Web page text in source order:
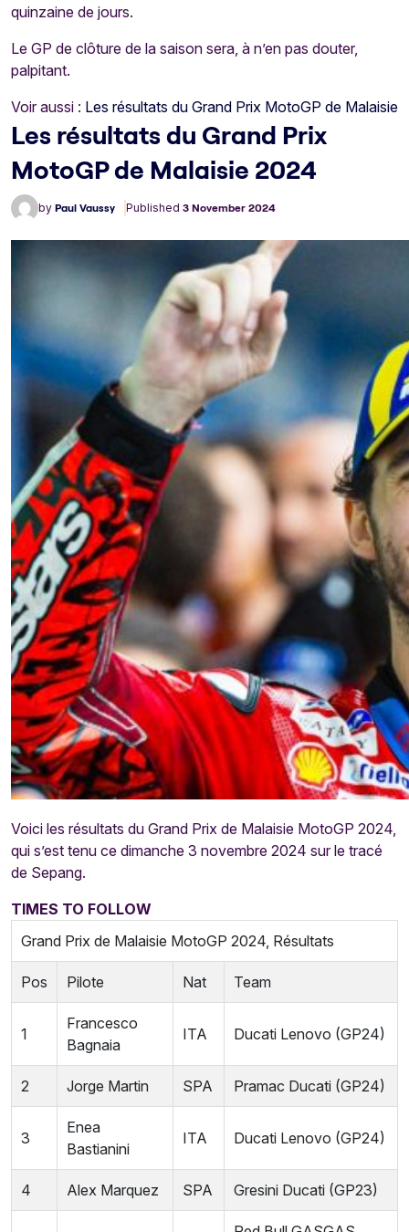
quinzaine de jours.
Le GP de clôture de la saison sera, à n’en pas douter,
palpitant.
Voir aussi : Les résultats du Grand Prix MotoGP de Malaisie
Les résultats du Grand Prix
MotoGP de Malaisie 2024
by Paul Vaussy Published 3 November 2024
Voici les résultats du Grand Prix de Malaisie MotoGP 2024,
qui s’est tenu ce dimanche 3 novembre 2024 sur le tracé
de Sepang.
TIMES TO FOLLOW
Grand Prix de Malaisie MotoGP 2024, Résultats
Pos Pilote Nat Team
1
Francesco
Bagnaia
ITA Ducati Lenovo (GP24)
2 Jorge Martin SPA Pramac Ducati (GP24)
3
Enea
Bastianini
ITA Ducati Lenovo (GP24)
4 Alex Marquez SPA Gresini Ducati (GP23)